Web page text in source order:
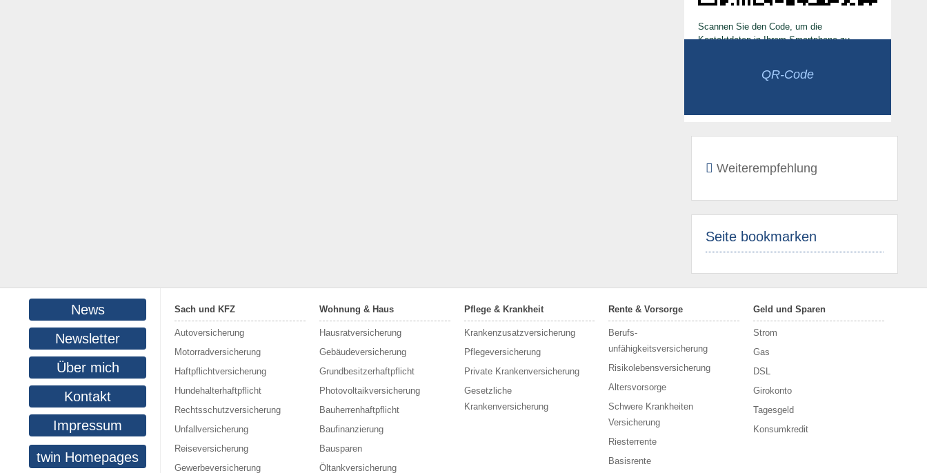
Scannen Sie den Code, um die
Kontaktdaten in Ihrem Smartphone zu
QR-Code
Weiterempfehlung
Seite bookmarken
News
Newsletter
Über mich
Kontakt
Impressum
twin Homepages
Sach und KFZ
Autoversicherung
Motorradversicherung
Haftpflichtversicherung
Hundehalterhaftpflicht
Rechtsschutzversicherung
Unfallversicherung
Reiseversicherung
Gewerbeversicherung
Wohnung & Haus
Hausratversicherung
Gebäudeversicherung
Grundbesitzerhaftpflicht
Photovoltaikversicherung
Bauherrenhaftpflicht
Baufinanzierung
Bausparen
Öltankversicherung
Pflege & Krankheit
Krankenzusatzversicherung
Pflegeversicherung
Private Krankenversicherung
Gesetzliche
Krankenversicherung
Rente & Vorsorge
Berufs­
unfähigkeitsversicherung
Risikolebensversicherung
Altersvorsorge
Schwere Krankheiten
Versicherung
Riesterrente
Basisrente
Geld und Sparen
Strom
Gas
DSL
Girokonto
Tagesgeld
Konsumkredit